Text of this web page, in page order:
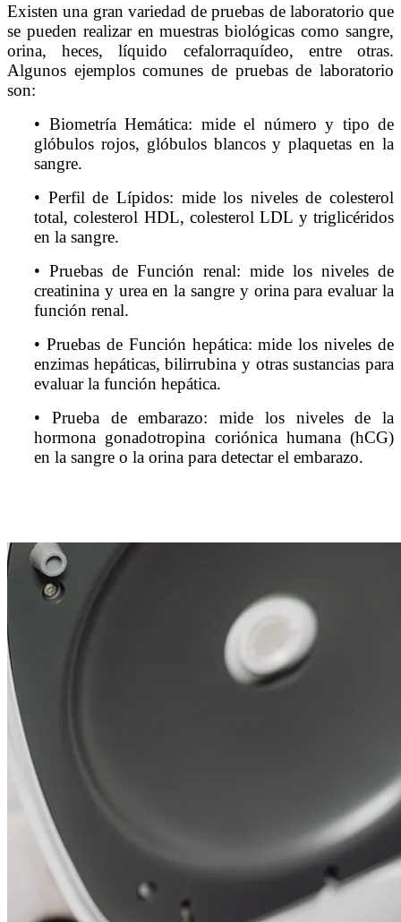
Existen una gran variedad de pruebas de laboratorio que
se pueden realizar en muestras biológicas como sangre,
orina, heces, líquido cefalorraquídeo, entre otras.
Algunos ejemplos comunes de pruebas de laboratorio
son:
• Biometría Hemática: mide el número y tipo de
glóbulos rojos, glóbulos blancos y plaquetas en la
sangre.
• Perfil de Lípidos: mide los niveles de colesterol
total, colesterol HDL, colesterol LDL y triglicéridos
en la sangre.
• Pruebas de Función renal: mide los niveles de
creatinina y urea en la sangre y orina para evaluar la
función renal.
• Pruebas de Función hepática: mide los niveles de
enzimas hepáticas, bilirrubina y otras sustancias para
evaluar la función hepática.
• Prueba de embarazo: mide los niveles de la
hormona gonadotropina coriónica humana (hCG)
en la sangre o la orina para detectar el embarazo.